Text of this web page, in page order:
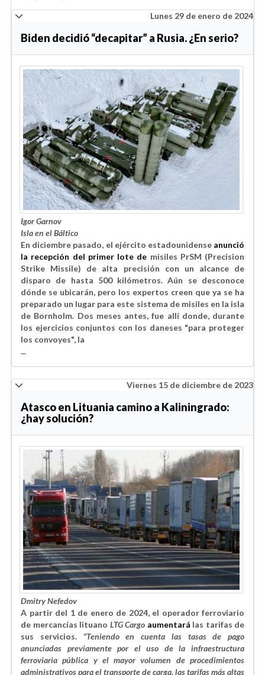
Lunes 29 de enero de 2024
Biden decidió “decapitar” a Rusia. ¿En serio?
Igor Garnov
Isla en el Báltico
En diciembre pasado, el ejército estadounidense anunció
la recepción del primer lote de misiles PrSM (Precision
Strike Missile) de alta precisión con un alcance de
disparo de hasta 500 kilómetros. Aún se desconoce
dónde se ubicarán, pero los expertos creen que ya se ha
preparado un lugar para este sistema de misiles en la isla
de Bornholm. Dos meses antes, fue allí donde, durante
los ejercicios conjuntos con los daneses "para proteger
los convoyes", la
...
Viernes 15 de diciembre de 2023
Atasco en Lituania camino a Kaliningrado:
¿hay solución?
Dmitry Nefedov
A partir del 1 de enero de 2024, el operador ferroviario
de mercancías lituano LTG Cargo aumentará las tarifas de
sus servicios. “Teniendo en cuenta las tasas de pago
anunciadas previamente por el uso de la infraestructura
ferroviaria pública y el mayor volumen de procedimientos
administrativos para el transporte de carga, las tarifas más altas